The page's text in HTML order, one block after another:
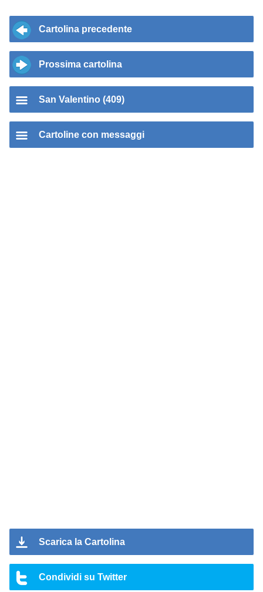
Cartolina precedente
Prossima cartolina
San Valentino (409)
Cartoline con messaggi
Scarica la Cartolina
Condividi su Twitter